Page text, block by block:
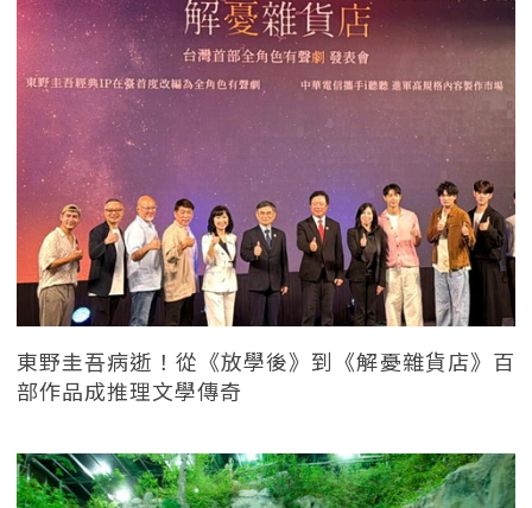
東野圭吾病逝！從《放學後》到《解憂雜貨店》百
部作品成推理文學傳奇